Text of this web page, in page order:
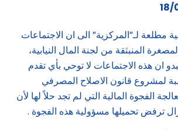
لـ”المركزية” الى ان الاجتماعات
المنبثقة من لجنة المال النيابية،
ان هذه الاجتماعات لا توحي بأي تقدم
لمشروع قانون الاصلاح المصرفي
الفجوة المالية التي لم تجد حلاً لها لأن
تزال ترفض تحميلها مسؤولية هذه الفجوة .